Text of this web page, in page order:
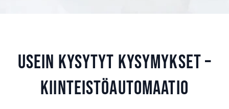
Usein kysytyt kysymykset –
kiinteistöautomaatio